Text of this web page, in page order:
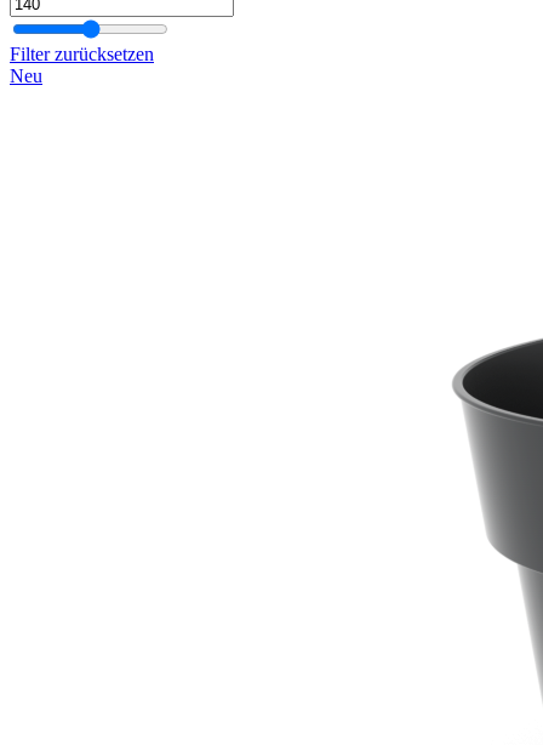
Filter zurücksetzen
Neu